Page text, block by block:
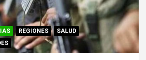
REGIONES
SALUD